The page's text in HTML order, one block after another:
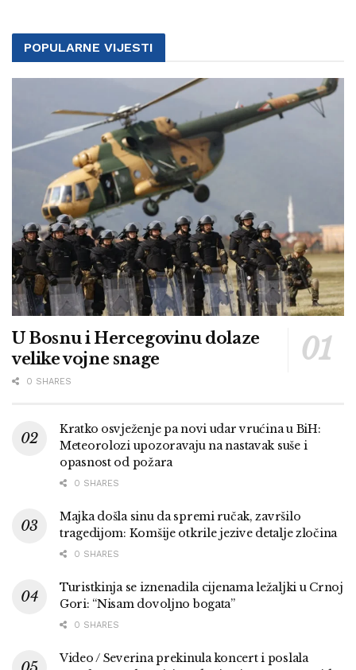
POPULARNE VIJESTI
U Bosnu i Hercegovinu dolaze
velike vojne snage
0 SHARES
Kratko osvježenje pa novi udar vrućina u BiH:
Meteorolozi upozoravaju na nastavak suše i
opasnost od požara
0 SHARES
Majka došla sinu da spremi ručak, završilo
tragedijom: Komšije otkrile jezive detalje zločina
0 SHARES
Turistkinja se iznenadila cijenama ležaljki u Crnoj
Gori: “Nisam dovoljno bogata”
0 SHARES
Video / Severina prekinula koncert i poslala